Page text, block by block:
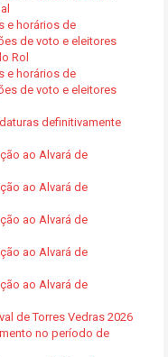
e horários de
de voto e eleitores
Rol
e horários de
de voto e eleitores
definitivamente
ao Alvará de
ao Alvará de
ao Alvará de
ao Alvará de
ao Alvará de
de Torres Vedras 2026
no período de